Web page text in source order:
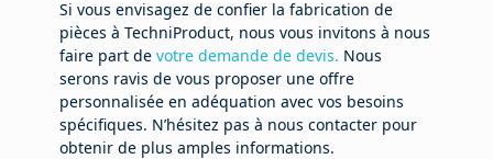
Si vous envisagez de confier la fabrication de
pièces à TechniProduct, nous vous invitons à nous
faire part de votre demande de devis. Nous
serons ravis de vous proposer une offre
personnalisée en adéquation avec vos besoins
spécifiques. N’hésitez pas à nous contacter pour
obtenir de plus amples informations.